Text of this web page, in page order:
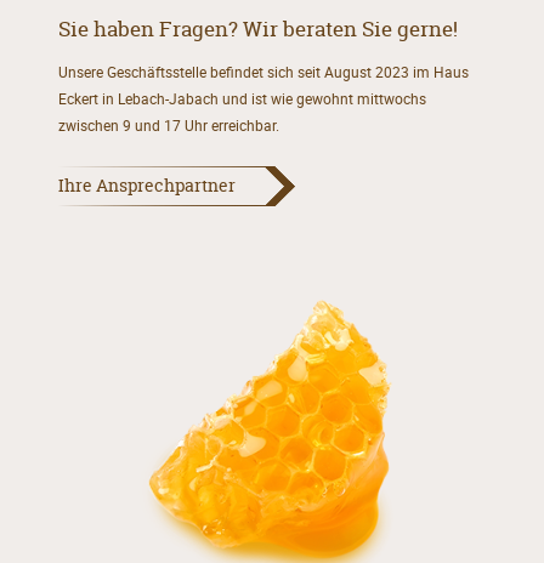
Sie haben Fragen? Wir beraten Sie gerne!
Unsere Geschäftsstelle befindet sich seit August 2023 im Haus
Eckert in Lebach-Jabach und ist wie gewohnt mittwochs
zwischen 9 und 17 Uhr erreichbar.
Ihre Ansprechpartner